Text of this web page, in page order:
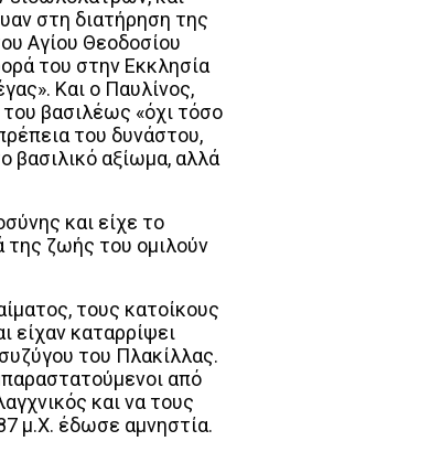
στη διατήρηση της
Αγίου Θεοδοσίου
του στην Εκκλησία
Και ο Παυλίνος,
βασιλέως «όχι τόσο
του δυνάστου,
βασιλικό αξίωμα, αλλά
και είχε το
της ζωής του ομιλούν
τους κατοίκους
είχαν καταρρίψει
του Πλακίλλας.
από
και να τους
μ.Χ. έδωσε αμνηστία.